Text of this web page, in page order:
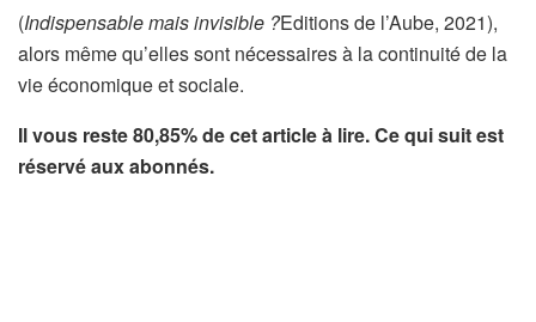
(Indispensable mais invisible ?Editions de l’Aube, 2021),
alors même qu’elles sont nécessaires à la continuité de la
vie économique et sociale.
Il vous reste 80,85% de cet article à lire. Ce qui suit est
réservé aux abonnés.